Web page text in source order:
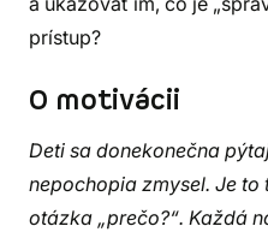
prístup?
O motivácii
Deti sa donekonečna
nepochopia zmysel. Je to
otázka „prečo?“. Každá